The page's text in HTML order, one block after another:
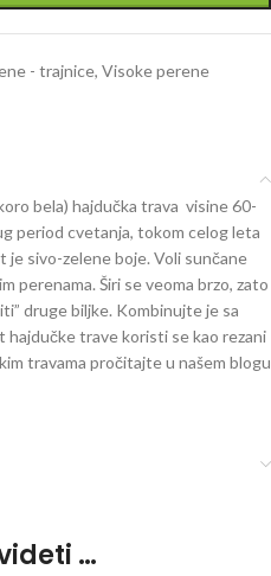
- trajnice, Visoke perene
bela) hajdučka trava visine 60-
period cvetanja, tokom celog leta
sivo-zelene boje. Voli sunčane
perenama. Širi se veoma brzo, zato
druge biljke. Kombinujte je sa
hajdučke trave koristi se kao rezani
travama pročitajte u našem blogu
…